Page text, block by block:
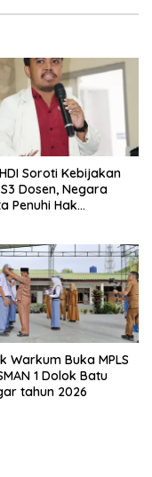
Soroti Kebijakan
Dosen, Negara
Penuhi Hak
Warkum Buka MPLS
1 Dolok Batu
tahun 2026